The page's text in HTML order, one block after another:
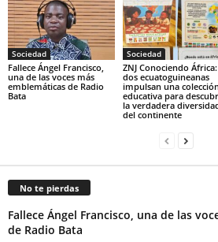
Sociedad
Fallece Ángel Francisco,
una de las voces más
emblemáticas de Radio
Bata
Sociedad
ZNJ Conociendo África:
dos ecuatoguineanas
impulsan una
educativa para
la verdadera
del continente
No te pierdas
Fallece Ángel Francisco, una de las
de Radio Bata